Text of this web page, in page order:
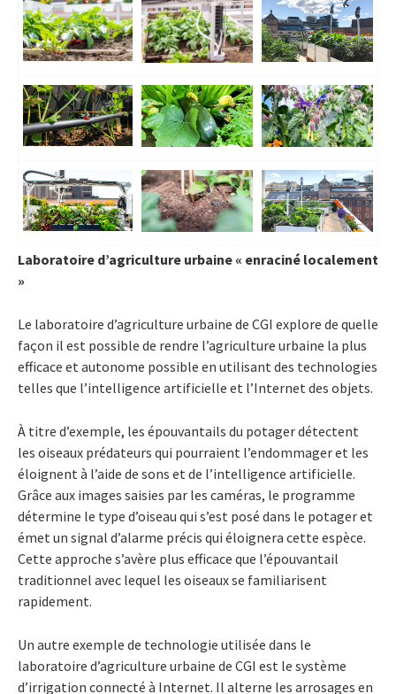
Laboratoire d’agriculture urbaine « enraciné localement
»
Le laboratoire d’agriculture urbaine de CGI explore de quelle
façon il est possible de rendre l’agriculture urbaine la plus
efficace et autonome possible en utilisant des technologies
telles que l’intelligence artificielle et l’Internet des objets.
À titre d’exemple, les épouvantails du potager détectent
les oiseaux prédateurs qui pourraient l’endommager et les
éloignent à l’aide de sons et de l’intelligence artificielle.
Grâce aux images saisies par les caméras, le programme
détermine le type d’oiseau qui s’est posé dans le potager et
émet un signal d’alarme précis qui éloignera cette espèce.
Cette approche s’avère plus efficace que l’épouvantail
traditionnel avec lequel les oiseaux se familiarisent
rapidement.
Un autre exemple de technologie utilisée dans le
laboratoire d’agriculture urbaine de CGI est le système
d’irrigation connecté à Internet. Il alterne les arrosages en